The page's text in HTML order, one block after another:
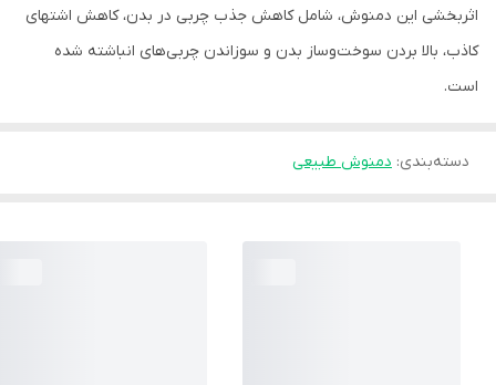
اثربخشی این دمنوش، شامل کاهش جذب چربی در بدن، کاهش اشتهای
کاذب، بالا بردن سوخت‌وساز بدن و سوزاندن چربی‌های انباشته‌ شده
است.
دسته‌بندی: دمنوش طبیعی